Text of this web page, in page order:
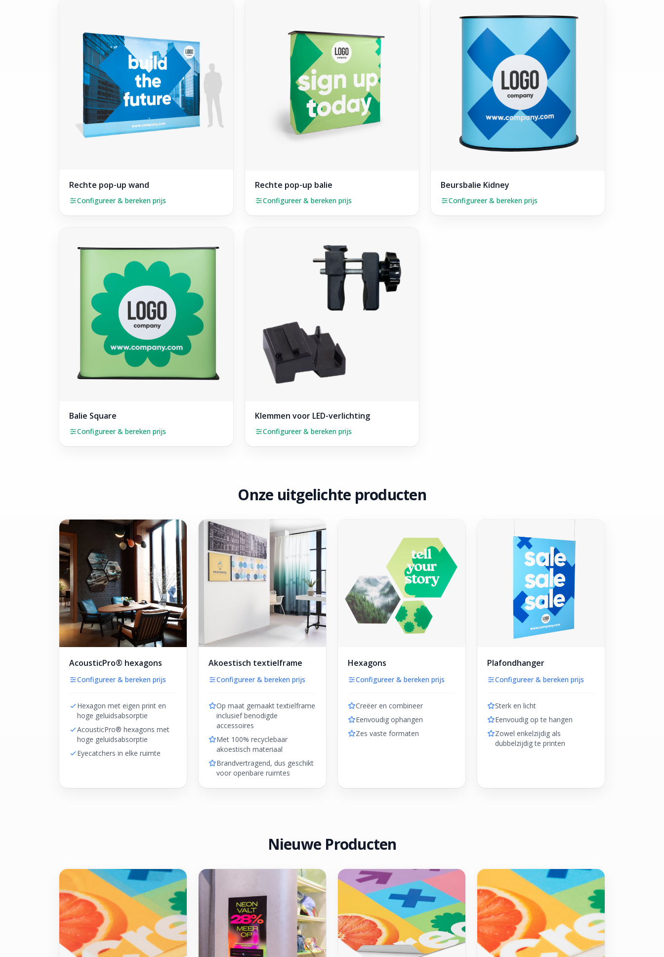
Rechte pop-up wand
Configureer & bereken prijs
Rechte pop-up balie
Configureer & bereken prijs
Beursbalie Kidney
Configureer & bereken prijs
Balie Square
Configureer & bereken prijs
Klemmen voor LED-verlichting
Configureer & bereken prijs
Onze uitgelichte producten
AcousticPro® hexagons
Configureer & bereken prijs
Hexagon met eigen print en
hoge geluidsabsorptie
AcousticPro® hexagons met
hoge geluidsabsorptie
Eyecatchers in elke ruimte
Akoestisch textielframe
Configureer & bereken prijs
Op maat gemaakt textielframe
inclusief benodigde
accessoires
Met 100% recyclebaar
akoestisch materiaal
Brandvertragend, dus geschikt
voor openbare ruimtes
Hexagons
Configureer & bereken prijs
Creëer en combineer
Eenvoudig ophangen
Zes vaste formaten
Plafondhanger
Configureer & bereken prijs
Sterk en licht
Eenvoudig op te hangen
Zowel enkelzijdig als
dubbelzijdig te printen
Nieuwe Producten